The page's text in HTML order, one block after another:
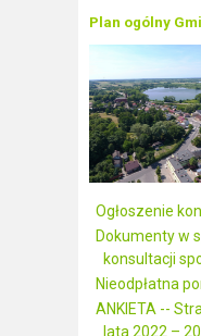
Plan ogólny
Ogłoszenie
Dokumenty w
konsultacji
Nieodpłatna
ANKIETA --
lata 2022 –